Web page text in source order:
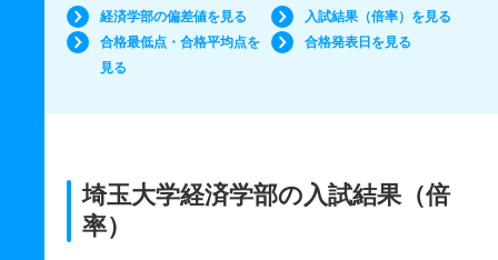
経済学部の偏差値を見る
入試結果（倍率）を見る
合格最低点・合格平均点を
見る
合格発表日を見る
埼玉大学経済学部の入試結果（倍
率）